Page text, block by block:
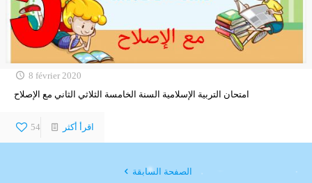
8 février 2020
امتحان التربية الإسلامية السنة الخامسة الثلاثي الثاني مع الإصلاح
54 اقرأ أكثر
الصفحة السابقة